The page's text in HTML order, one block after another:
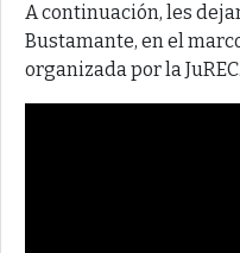
A continuación, les
Bustamante, en el
organizada por la